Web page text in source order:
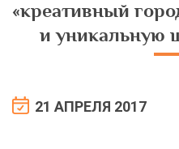
«креативный
и уникальную
21 АПРЕЛЯ 2017